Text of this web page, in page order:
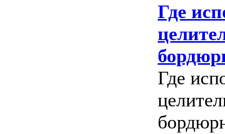
Где
Где